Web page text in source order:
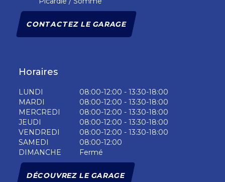
CONTACTEZ LE GARAGE
Horaires
LUNDI
08:00-12:00 - 13:30-18:00
MARDI
08:00-12:00 - 13:30-18:00
MERCREDI
08:00-12:00 - 13:30-18:00
JEUDI
08:00-12:00 - 13:30-18:00
VENDREDI
08:00-12:00 - 13:30-18:00
SAMEDI
08:00-12:00
DIMANCHE
Fermé
DÉCOUVREZ LE GARAGE